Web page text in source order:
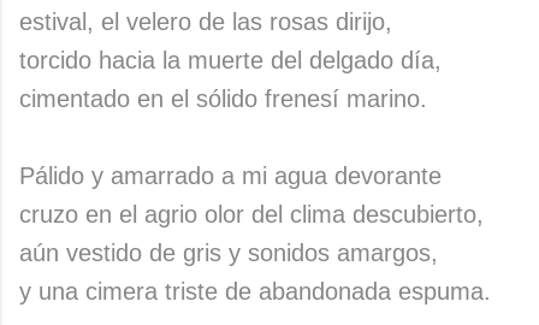
estival, el velero de las rosas dirijo,
torcido hacia la muerte del delgado día,
cimentado en el sólido frenesí marino.
Pálido y amarrado a mi agua devorante
cruzo en el agrio olor del clima descubierto,
aún vestido de gris y sonidos amargos,
y una cimera triste de abandonada espuma.